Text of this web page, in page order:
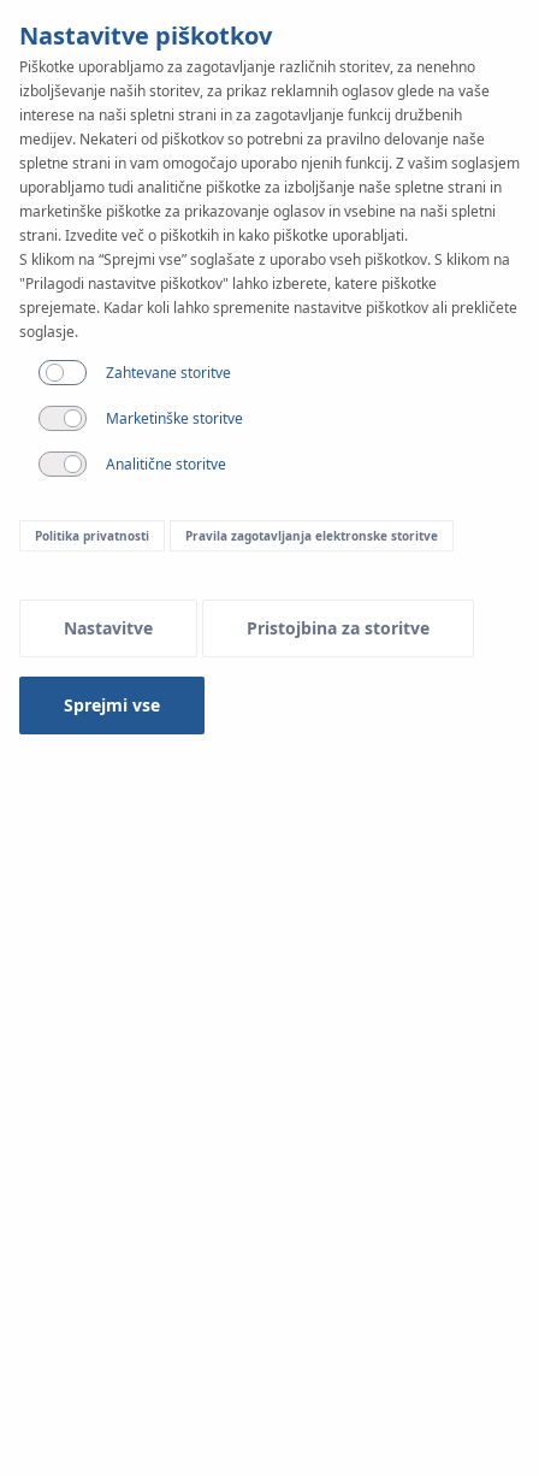
Nastavitve piškotkov
Piškotke uporabljamo za zagotavljanje različnih storitev, za nenehno
izboljševanje naših storitev, za prikaz reklamnih oglasov glede na vaše
interese na naši spletni strani in za zagotavljanje funkcij družbenih
medijev. Nekateri od piškotkov so potrebni za pravilno delovanje naše
spletne strani in vam omogočajo uporabo njenih funkcij. Z vašim soglasjem
uporabljamo tudi analitične piškotke za izboljšanje naše spletne strani in
marketinške piškotke za prikazovanje oglasov in vsebine na naši spletni
strani. Izvedite več o piškotkih in kako piškotke uporabljati.
S klikom na “Sprejmi vse” soglašate z uporabo vseh piškotkov. S klikom na
"Prilagodi nastavitve piškotkov" lahko izberete, katere piškotke
sprejemate. Kadar koli lahko spremenite nastavitve piškotkov ali prekličete
soglasje.
Zahtevane storitve
Marketinške storitve
Analitične storitve
Politika privatnosti Pravila zagotavljanja elektronske storitve
Nastavitve Pristojbina za storitve
Sprejmi vse